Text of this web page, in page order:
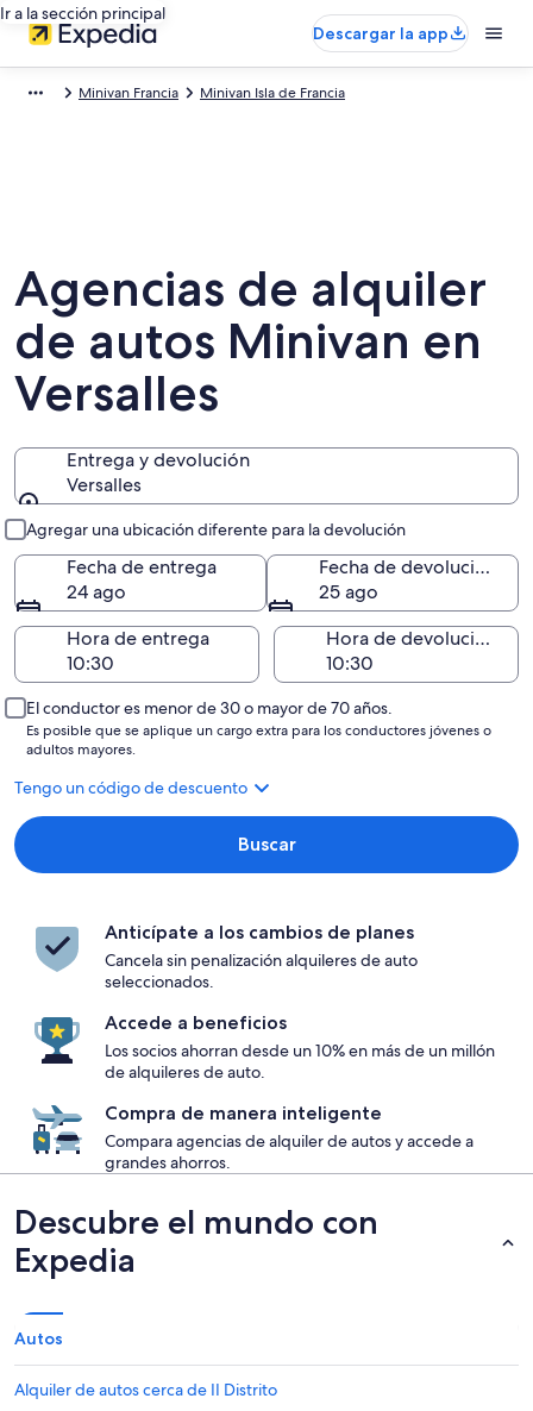
Ir a la sección principal
Descargar la app
Minivan Francia Minivan Isla de Francia
Agencias de alquiler
de autos Minivan en
Versalles
Entrega y devolución
Versalles
Agregar una ubicación diferente para la devolución
Fecha de entrega
24 ago
Fecha de devolución
25 ago
Hora de entrega
Hora de devolución
El conductor es menor de 30 o mayor de 70 años.
Es posible que se aplique un cargo extra para los conductores jóvenes o
adultos mayores.
Tengo un código de descuento
Buscar
Anticípate a los cambios de planes
Cancela sin penalización alquileres de auto
seleccionados.
Accede a beneficios
Los socios ahorran desde un 10% en más de un millón
de alquileres de auto.
Compra de manera inteligente
Compara agencias de alquiler de autos y accede a
grandes ahorros.
Descubre el mundo con
Expedia
Autos
Alquiler de autos cerca de II Distrito